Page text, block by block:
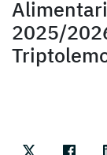
2025/